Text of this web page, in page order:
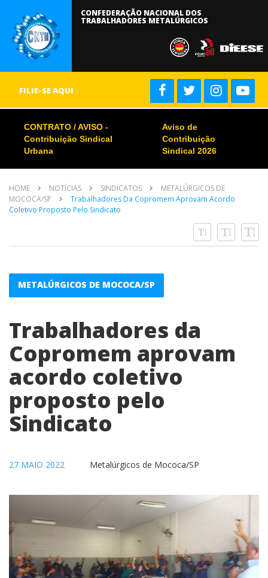
CONFEDERAÇÃO NACIONAL DOS
TRABALHADORES METALÚRGICOS
FILIE-SE AQUI
CONTRATO / AVISO -
Contribuição Sindical
Urbana
Aviso de
Contribuição
Sindical 2026
HOME NOTÍCIAS SINDICATOS
METALÚRGICOS DE
MOCOCA/SP
Trabalhadores Da Copromem Aprovam Acordo
Coletivo Proposto Pelo Sindicato
METALÚRGICOS DE MOCOCA/SP
Trabalhadores da
Copromem aprovam
acordo coletivo
proposto pelo
Sindicato
27 MAIO 2022 Metalúrgicos de Mococa/SP